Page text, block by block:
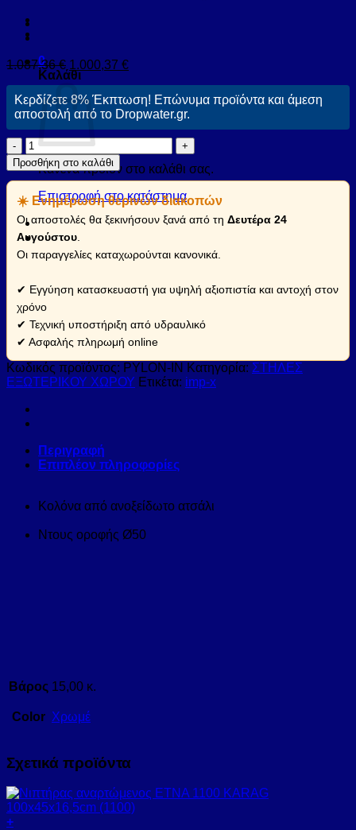
0
Καλάθι
Κανένα προϊόν στο καλάθι σας.
Επιστροφή στο κατάστημα
1.087,36€ 1.000,37 €
Κερδίζετε 8% Έκπτωση! Επώνυμα προϊόντα και άμεση
αποστολή από το Dropwater.gr.
Κολόνα
ντους
εξωτερικού
PYLON
Inox
KARAG
(PYLON-
IN)
Προσθήκη στο καλάθι
☀️ Ενημέρωση θερινών διακοπών
Οι αποστολές θα ξεκινήσουν ξανά από τη Δευτέρα 24
Αυγούστου
Οι παραγγελίες καταχωρούνται κανονικά.
✔ Εγγύηση κατασκευαστή για υψηλή αξιοπιστία και αντοχή στον
χρόνο
✔ Τεχνική υποστήριξη από υδραυλικό
✔ Ασφαλής πληρωμή online
Κωδικός προϊόντος: PYLON-IN Κατηγορία: ΣΤΗΛΕΣ
ΕΞΩΤΕΡΙΚΟΥ ΧΩΡΟΥ Ετικέτα: imp-x
Περιγραφή
Επιπλέον πληροφορίες
Κολόνα από ανοξείδωτο ατσάλι
Ντους οροφής Ø50
Βάρος 15,00 κ.
Color Χρωμέ
Σχετικά προϊόντα
+